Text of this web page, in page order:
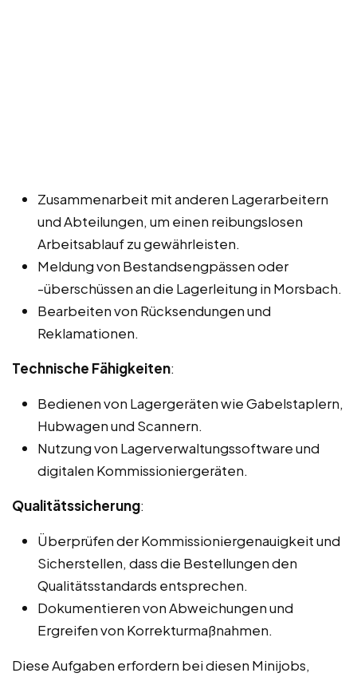
Zusammenarbeit mit anderen Lagerarbeitern
und Abteilungen, um einen reibungslosen
Arbeitsablauf zu gewährleisten.
Meldung von Bestandsengpässen oder
-überschüssen an die Lagerleitung in Morsbach.
Bearbeiten von Rücksendungen und
Reklamationen.
Technische Fähigkeiten:
Bedienen von Lagergeräten wie Gabelstaplern,
Hubwagen und Scannern.
Nutzung von Lagerverwaltungssoftware und
digitalen Kommissioniergeräten.
Qualitätssicherung:
Überprüfen der Kommissioniergenauigkeit und
Sicherstellen, dass die Bestellungen den
Qualitätsstandards entsprechen.
Dokumentieren von Abweichungen und
Ergreifen von Korrekturmaßnahmen.
Diese Aufgaben erfordern bei diesen Minijobs,